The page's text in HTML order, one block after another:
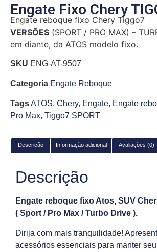
Engate Fixo Chery
Engate reboque fixo Chery Tiggo7
VERSÕES (SPORT / PRO MAX) –
em diante, da ATOS modelo fixo.
SKU ENG-AT-9507
Categoria Engate Reboque
TagsATOS, Chery, Engate, Engate
Pro Max, Tiggo7 SPORT
Descrição Informação adicional Avaliações (0)
Descrição
Engate reboque fixo Atos, SUV
( Sport / Pro Max / Turbo Drive ).
Dirija com mais tranquilidade!
acessórios essenciais para manter seu